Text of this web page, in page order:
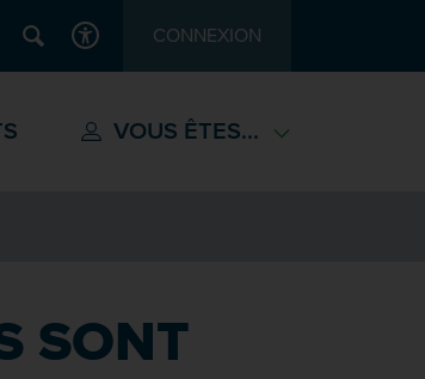
Recherche
ACCESSIBILITÉCONNEXION
VOUS ÊTES...
SONT